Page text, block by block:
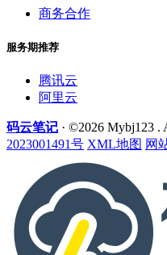
商务合作
服务期推荐
腾讯云
阿里云
码云笔记 · ©2026 Mybj123 .
2023001491号 XML地图 网